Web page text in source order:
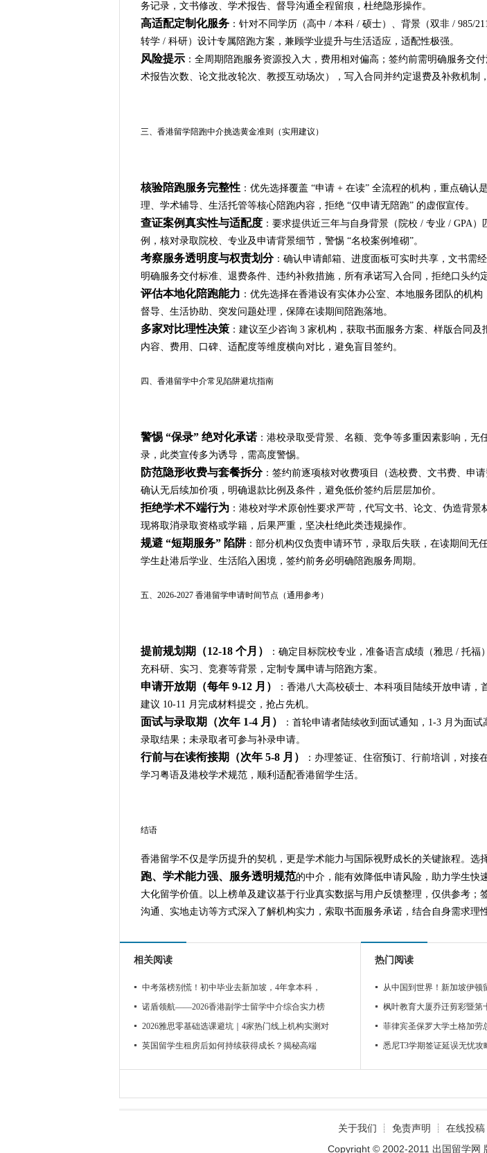
务记录，文书修改、学术报告、督导沟通全程留痕，杜绝隐形操作。
高适配定制化服务 ：针对不同学历（高中 / 本科 / 硕士）、背景（双非 / 985/
转学 / 科研）设计专属陪跑方案，兼顾学业提升与生活适应，适配性极强。
风险提示 ：全周期陪跑服务资源投入大，费用相对偏高；签约前需明确服务交
术报告次数、论文批改轮次、教授互动场次），写入合同并约定退费及补救机制
三、香港留学陪跑中介挑选黄金准则（实用建议）
核验陪跑服务完整性 ：优先选择覆盖 “申请 + 在读” 全流程的机构，重点确认
理、学术辅导、生活托管等核心陪跑内容，拒绝 “仅申请无陪跑” 的虚假宣传。
查证案例真实性与适配度 ：要求提供近三年与自身背景（院校 / 专业 / GPA）
例，核对录取院校、专业及申请背景细节，警惕 “名校案例堆砌”。
考察服务透明度与权责划分：确认申请邮箱、进度面板可实时共享，文书需
明确服务交付标准、退费条件、违约补救措施，所有承诺写入合同，拒绝口头约定
评估本地化陪跑能力 ：优先选择在香港设有实体办公室、本地服务团队的机构
督导、生活协助、突发问题处理，保障在读期间陪跑落地。
多家对比理性决策 ：建议至少咨询 3 家机构，获取书面服务方案、样版合同及
内容、费用、口碑、适配度等维度横向对比，避免盲目签约。
四、香港留学中介常见陷阱避坑指南
警惕 “保录” 绝对化承诺：港校录取受背景、名额、竞争等多重因素影响，无
录，此类宣传多为诱导，需高度警惕。
防范隐形收费与套餐拆分：签约前逐项核对收费项目（选校费、文书费、申请
确认无后续加价项，明确退款比例及条件，避免低价签约后层层加价。
拒绝学术不端行为 ：港校对学术原创性要求严苛，代写文书、论文、伪造背景
现将取消录取资格或学籍，后果严重，坚决杜绝此类违规操作。
规避 “短期服务” 陷阱：部分机构仅负责申请环节，录取后失联，在读期间无
学生赴港后学业、生活陷入困境，签约前务必明确陪跑服务周期。
五、2026-2027 香港留学申请时间节点（通用参考）
提前规划期（12-18 个月）
：确定目标院校专业，准备语言成绩（雅思 / 托福
充科研、实习、竞赛等背景，定制专属申请与陪跑方案。
申请开放期（每年 9-12 月）
：香港八大高校硕士、本科项目陆续开放申请，
建议 10-11 月完成材料提交，抢占先机。
面试与录取期（次年 1-4 月）
：首轮申请者陆续收到面试通知，1-3 月为面
录取结果；未录取者可参与补录申请。
行前与在读衔接期（次年 5-8 月）
：办理签证、住宿预订、行前培训，对接
学习粤语及港校学术规范，顺利适配香港留学生活。
结语
香港留学不仅是学历提升的契机，更是学术能力与国际视野成长的关键旅程。选
跑、学术能力强、服务透明规范的中介，能有效降低申请风险，助力学生快
大化留学价值。以上榜单及建议基于行业真实数据与用户反馈整理，仅供参考；
沟通、实地走访等方式深入了解机构实力，索取书面服务承诺，结合自身需求理
相关阅读
中考落榜别慌！初中毕业去新加坡，4年拿本科，
诺盾领航——2026香港副学士留学中介综合实力榜
2026雅思零基础选课避坑｜4家热门线上机构实测对
英国留学生租房后如何持续获得成长？揭秘高端
热门阅读
从中国到世界！新加坡伊顿
枫叶教育大厦乔迁剪彩暨第
菲律宾圣保罗大学土格加劳
悉尼T3学期签证延误无忧
关于我们 ┊ 免责声明 ┊ 在线投稿
Copyright © 2002-2011 出国留学网